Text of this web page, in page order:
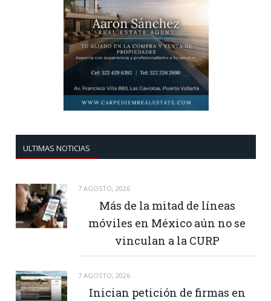
ULTIMAS NOTICIAS
7 AGOSTO, 2026
Más de la mitad de líneas
móviles en México aún no se
vinculan a la CURP
7 AGOSTO, 2026
Inician petición de firmas en